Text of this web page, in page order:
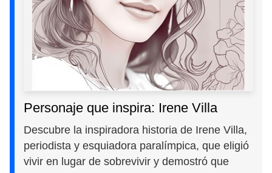
Personaje que inspira: Irene Villa
Descubre la inspiradora historia de Irene Villa,
periodista y esquiadora paralímpica, que eligió
vivir en lugar de sobrevivir y demostró que